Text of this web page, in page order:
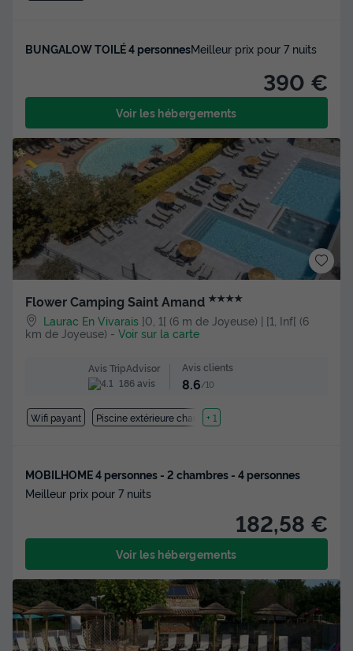
BUNGALOW TOILÉ 4 personnesMeilleur prix pour 7 nuits
390 €
Voir les hébergements
Flower Camping Saint Amand ★★★★
Laurac En Vivarais ]0, 1[ (6 m de Joyeuse) | [1, Inf[ (6
km de Joyeuse) - Voir sur la carte
Avis TripAdvisor
186 avis
Avis clients
8.6/10
Wifi payant Piscine extérieure chauffée
+ 1
MOBILHOME 4 personnes - 2 chambres - 4 personnes
Meilleur prix pour 7 nuits
182,58 €
Voir les hébergements